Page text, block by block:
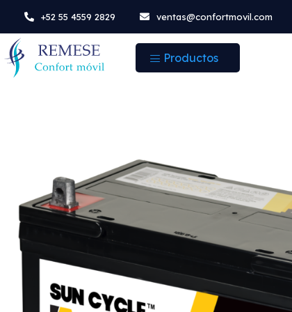
+52 55 4559 2829 ventas@confortmovil.com
Productos